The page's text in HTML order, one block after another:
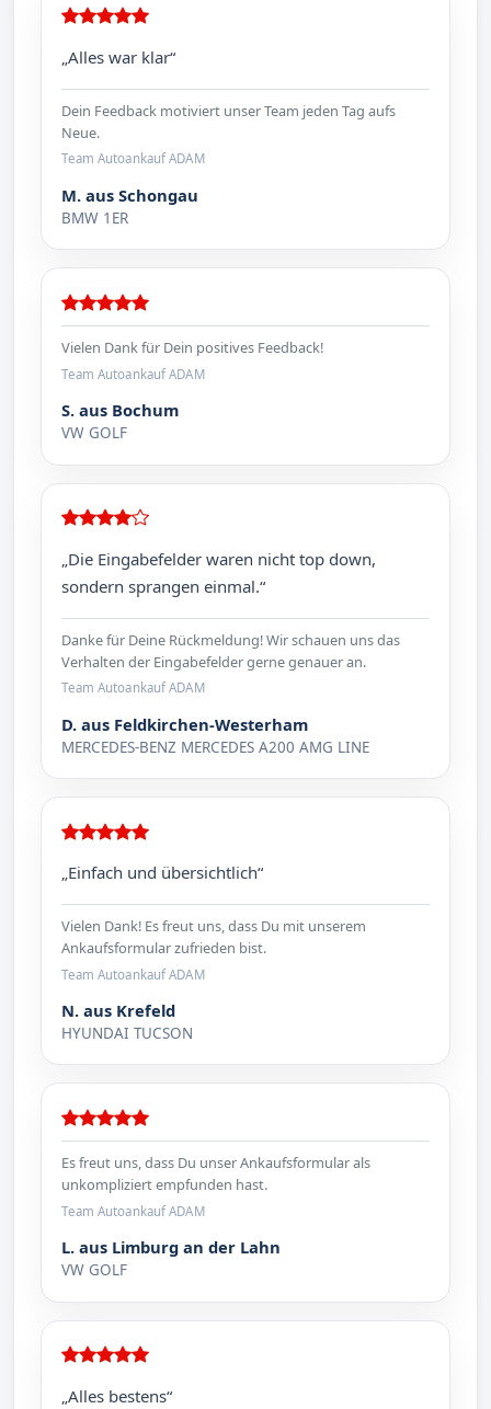
„Alles war klar“
Dein Feedback motiviert unser Team jeden Tag aufs
Neue.
Team Autoankauf ADAM
M. aus Schongau
BMW 1ER
Vielen Dank für Dein positives Feedback!
Team Autoankauf ADAM
S. aus Bochum
VW GOLF
„Die Eingabefelder waren nicht top down,
sondern sprangen einmal.“
Danke für Deine Rückmeldung! Wir schauen uns das
Verhalten der Eingabefelder gerne genauer an.
Team Autoankauf ADAM
D. aus Feldkirchen-Westerham
MERCEDES-BENZ MERCEDES A200 AMG LINE
„Einfach und übersichtlich“
Vielen Dank! Es freut uns, dass Du mit unserem
Ankaufsformular zufrieden bist.
Team Autoankauf ADAM
N. aus Krefeld
HYUNDAI TUCSON
Es freut uns, dass Du unser Ankaufsformular als
unkompliziert empfunden hast.
Team Autoankauf ADAM
L. aus Limburg an der Lahn
VW GOLF
„Alles bestens“